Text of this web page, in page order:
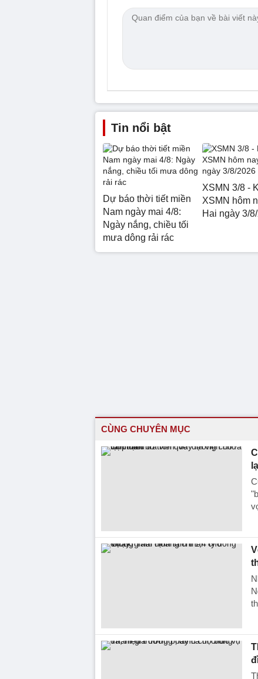
Tin nổi bật
Dự báo thời tiết miền
Nam ngày mai 4/8:
Ngày nắng, chiều tối
mưa dông rải rác
XSMN 3/8 -
XSMN hôm
Hai ngày 3/
CÙNG CHUYÊN MỤC